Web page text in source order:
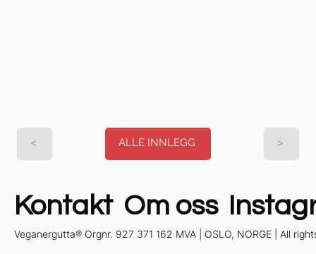
< ALLE INNLEGG >
Kontakt Om oss
Veganergutta® Orgnr. 927 371 162 MVA | OSLO, NORGE | All